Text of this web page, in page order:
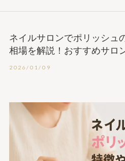
ネイルサロンでポリッシュ
相場を解説！おすすめサロ
2026/01/09